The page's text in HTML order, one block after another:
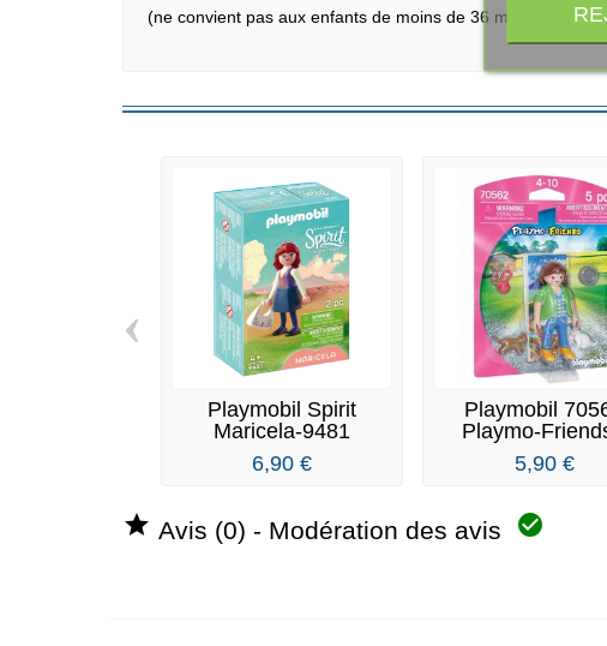
(ne convient pas aux enfants de moins de 36 mois)
Playmobil Spirit
Maricela-9481
6,90 €
Playmobil
Playmo-
Femme...
5,90 €
‹
 Avis (0) - Modération des avis 